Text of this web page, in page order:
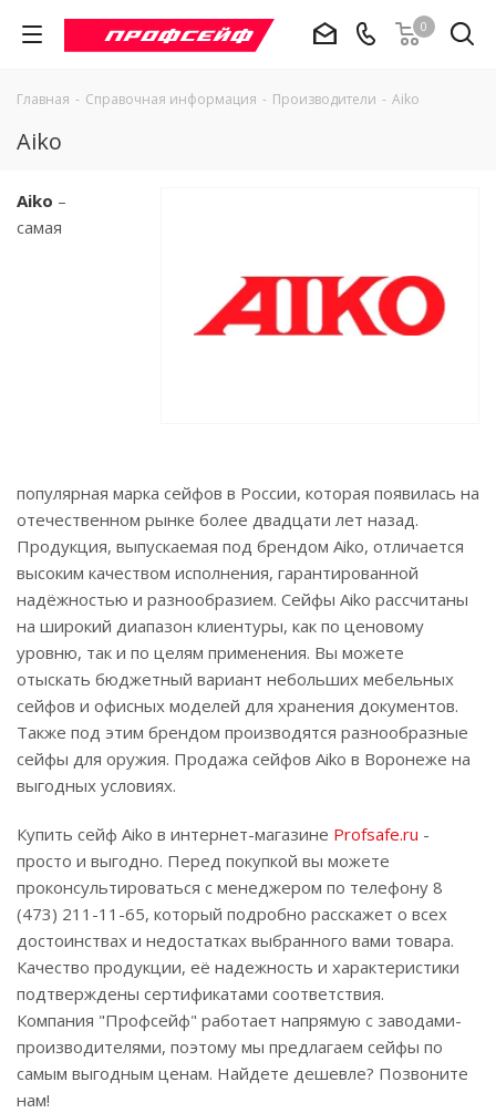
0
Главная - Справочная информация - Производители - Aiko
Aiko
Aiko –
самая
популярная марка сейфов в России, которая появилась на
отечественном рынке более двадцати лет назад.
Продукция, выпускаемая под брендом Aiko, отличается
высоким качеством исполнения, гарантированной
надёжностью и разнообразием. Сейфы Aiko рассчитаны
на широкий диапазон клиентуры, как по ценовому
уровню, так и по целям применения. Вы можете
отыскать бюджетный вариант небольших мебельных
сейфов и офисных моделей для хранения документов.
Также под этим брендом производятся разнообразные
сейфы для оружия. Продажа сейфов Aiko в Воронеже на
выгодных условиях.
Купить сейф Aiko в интернет-магазине Profsafe.ru -
просто и выгодно. Перед покупкой вы можете
проконсультироваться с менеджером по телефону 8
(473) 211-11-65, который подробно расскажет о всех
достоинствах и недостатках выбранного вами товара.
Качество продукции, её надежность и характеристики
подтверждены сертификатами соответствия.
Компания "Профсейф" работает напрямую с заводами-
производителями, поэтому мы предлагаем сейфы по
самым выгодным ценам. Найдете дешевле? Позвоните
нам!